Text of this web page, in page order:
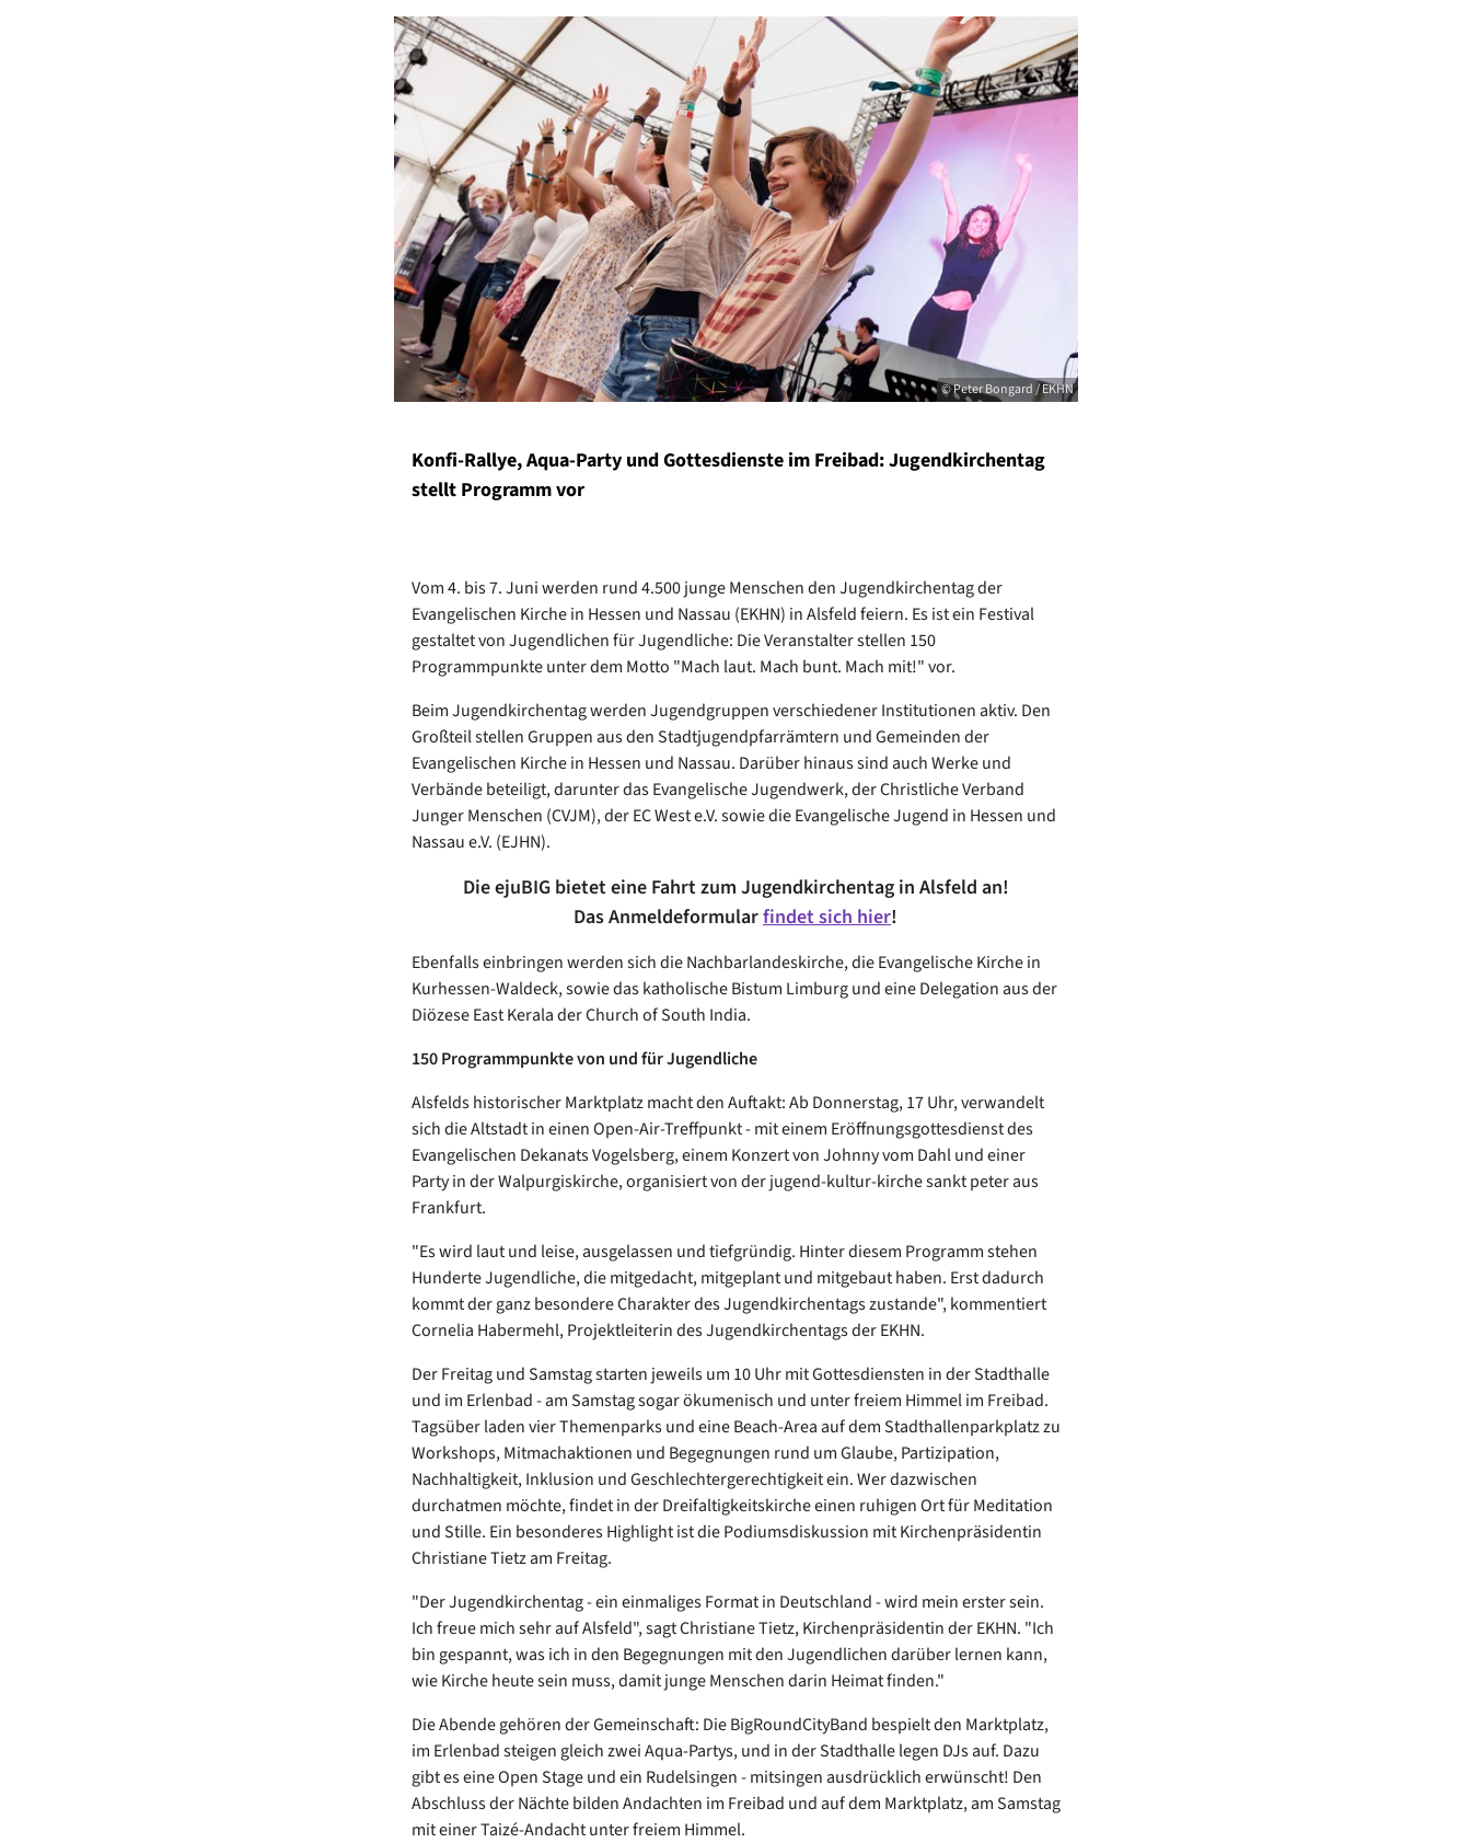
© Peter Bongard / EKHN
Konfi-Rallye, Aqua-Party und Gottesdienste im Freibad: Jugendkirchentag
stellt Programm vor
Vom 4. bis 7. Juni werden rund 4.500 junge Menschen den Jugendkirchentag der
Evangelischen Kirche in Hessen und Nassau (EKHN) in Alsfeld feiern. Es ist ein Festival
gestaltet von Jugendlichen für Jugendliche: Die Veranstalter stellen 150
Programmpunkte unter dem Motto "Mach laut. Mach bunt. Mach mit!" vor.
Beim Jugendkirchentag werden Jugendgruppen verschiedener Institutionen aktiv. Den
Großteil stellen Gruppen aus den Stadtjugendpfarrämtern und Gemeinden der
Evangelischen Kirche in Hessen und Nassau. Darüber hinaus sind auch Werke und
Verbände beteiligt, darunter das Evangelische Jugendwerk, der Christliche Verband
Junger Menschen (CVJM), der EC West e.V. sowie die Evangelische Jugend in Hessen und
Nassau e.V. (EJHN).
Die ejuBIG bietet eine Fahrt zum Jugendkirchentag in Alsfeld an!
Das Anmeldeformularfindet sich hier!
Ebenfalls einbringen werden sich die Nachbarlandeskirche, die Evangelische Kirche in
Kurhessen-Waldeck, sowie das katholische Bistum Limburg und eine Delegation aus der
Diözese East Kerala der Church of South India.
150 Programmpunkte von und für Jugendliche
Alsfelds historischer Marktplatz macht den Auftakt: Ab Donnerstag, 17 Uhr, verwandelt
sich die Altstadt in einen Open-Air-Treffpunkt - mit einem Eröffnungsgottesdienst des
Evangelischen Dekanats Vogelsberg, einem Konzert von Johnny vom Dahl und einer
Party in der Walpurgiskirche, organisiert von der jugend-kultur-kirche sankt peter aus
Frankfurt.
"Es wird laut und leise, ausgelassen und tiefgründig. Hinter diesem Programm stehen
Hunderte Jugendliche, die mitgedacht, mitgeplant und mitgebaut haben. Erst dadurch
kommt der ganz besondere Charakter des Jugendkirchentags zustande", kommentiert
Cornelia Habermehl, Projektleiterin des Jugendkirchentags der EKHN.
Der Freitag und Samstag starten jeweils um 10 Uhr mit Gottesdiensten in der Stadthalle
und im Erlenbad - am Samstag sogar ökumenisch und unter freiem Himmel im Freibad.
Tagsüber laden vier Themenparks und eine Beach-Area auf dem Stadthallenparkplatz zu
Workshops, Mitmachaktionen und Begegnungen rund um Glaube, Partizipation,
Nachhaltigkeit, Inklusion und Geschlechtergerechtigkeit ein. Wer dazwischen
durchatmen möchte, findet in der Dreifaltigkeitskirche einen ruhigen Ort für Meditation
und Stille. Ein besonderes Highlight ist die Podiumsdiskussion mit Kirchenpräsidentin
Christiane Tietz am Freitag.
"Der Jugendkirchentag - ein einmaliges Format in Deutschland - wird mein erster sein.
Ich freue mich sehr auf Alsfeld", sagt Christiane Tietz, Kirchenpräsidentin der EKHN. "Ich
bin gespannt, was ich in den Begegnungen mit den Jugendlichen darüber lernen kann,
wie Kirche heute sein muss, damit junge Menschen darin Heimat finden."
Die Abende gehören der Gemeinschaft: Die BigRoundCityBand bespielt den Marktplatz,
im Erlenbad steigen gleich zwei Aqua-Partys, und in der Stadthalle legen DJs auf. Dazu
gibt es eine Open Stage und ein Rudelsingen - mitsingen ausdrücklich erwünscht! Den
Abschluss der Nächte bilden Andachten im Freibad und auf dem Marktplatz, am Samstag
mit einer Taizé-Andacht unter freiem Himmel.